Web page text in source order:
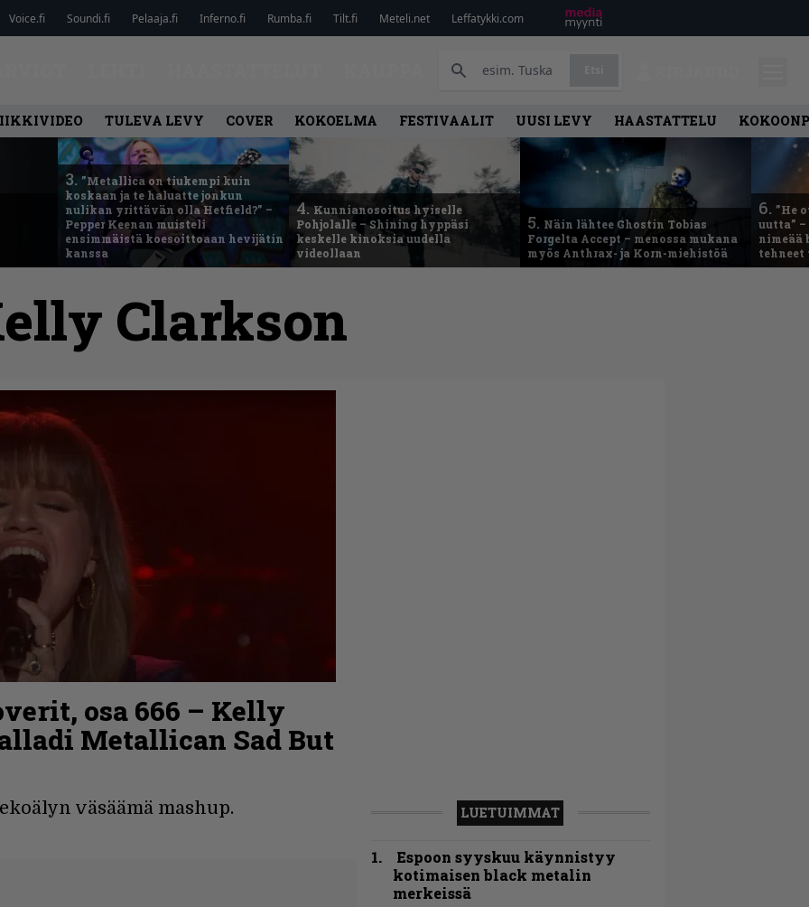
Voice.fi Soundi.fi Pelaaja.fi Inferno.fi Rumba.fi Tilt.fi Meteli.net Leffatykki.com
TULEVA LEVY COVER KOKOELMA FESTIVAALIT UUSI LEVY HAASTATTELU
3. ”Metallica on tiukempi kuin
koskaan ja te haluatte jonkun
nulikan yrittävän olla Hetfield?” –
Pepper Keenan muisteli
ensimmäistä koesoittoaan hevijätin
kanssa
4. Kunnianosoitus hyiselle
Pohjolalle – Shining hyppäsi
keskelle kinoksia uudella
videollaan
5. Näin lähtee Ghostin Tobias
Forgelta Accept – menossa mukana
myös Anthrax- ja Korn-miehistöä
6. ”He
uutta”
nimeää
Clarkson
osa 666 – Kelly
Metallican Sad But
väsäämä mashup. LUETUIMMAT
Espoon syyskuu käynnistyy
kotimaisen black metalin
merkeissä